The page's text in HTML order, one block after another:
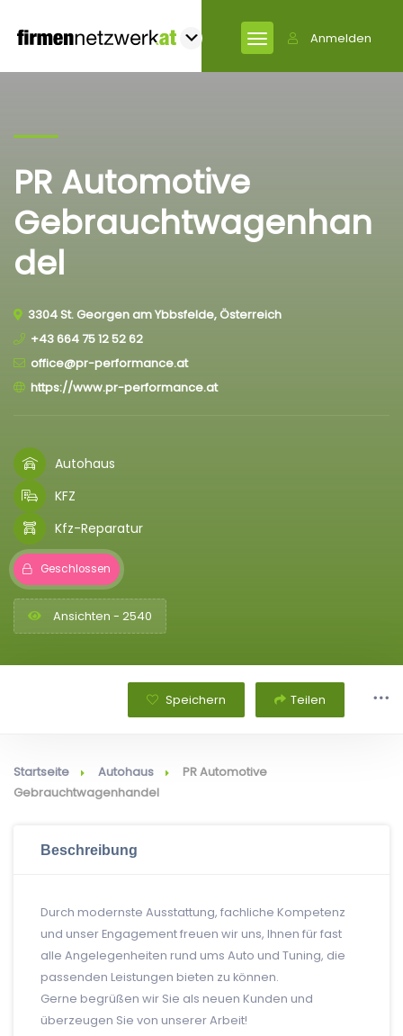
Anmelden
PR Automotive
Gebrauchtwagenhan
del
3304 St. Georgen am Ybbsfelde, Österreich
+43 664 75 12 52 62
office@pr-performance.at
https://www.pr-performance.at
Autohaus
KFZ
Kfz-Reparatur
Geschlossen
Ansichten - 2540
Speichern Teilen
Startseite Autohaus
PR Automotive
Gebrauchtwagenhandel
Beschreibung
Durch modernste Ausstattung, fachliche Kompetenz
und unser Engagement freuen wir uns, Ihnen für fast
alle Angelegenheiten rund ums Auto und Tuning, die
passenden Leistungen bieten zu können.
Gerne begrüßen wir Sie als neuen Kunden und
überzeugen Sie von unserer Arbeit!